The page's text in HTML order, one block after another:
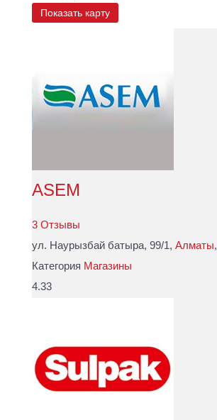
Показать карту
ASEM
3 Отзывы
ул. Наурызбай батыра, 99/1, Алматы,
Категория Магазины
4.33